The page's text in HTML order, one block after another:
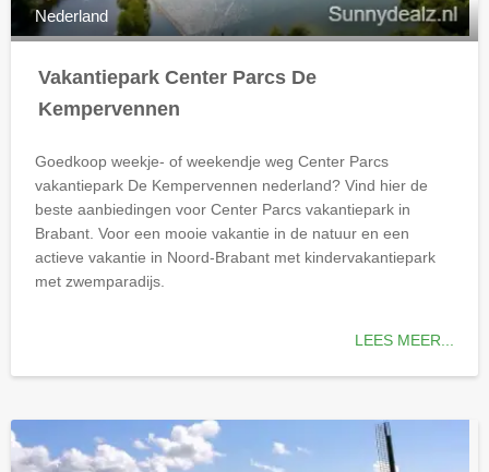
Nederland
Vakantiepark Center Parcs De
Kempervennen
Goedkoop weekje- of weekendje weg Center Parcs
vakantiepark De Kempervennen nederland? Vind hier de
beste aanbiedingen voor Center Parcs vakantiepark in
Brabant. Voor een mooie vakantie in de natuur en een
actieve vakantie in Noord-Brabant met kindervakantiepark
met zwemparadijs.
LEES MEER...